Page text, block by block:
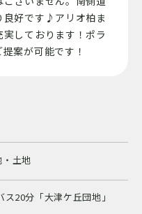
良好です♪アリオ柏ま
しております！ポラ
案が可能です！
土地
ス20分「大津ケ丘団地」